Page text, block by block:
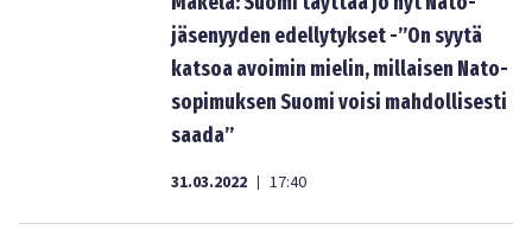
jäsenyyden edellytykset -”On syytä
katsoa avoimin mielin, millaisen Nato-
sopimuksen Suomi voisi mahdollisesti
saada”
31.03.2022 | 17:40